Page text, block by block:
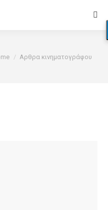
are here:Αρθρα κινηματογράφου